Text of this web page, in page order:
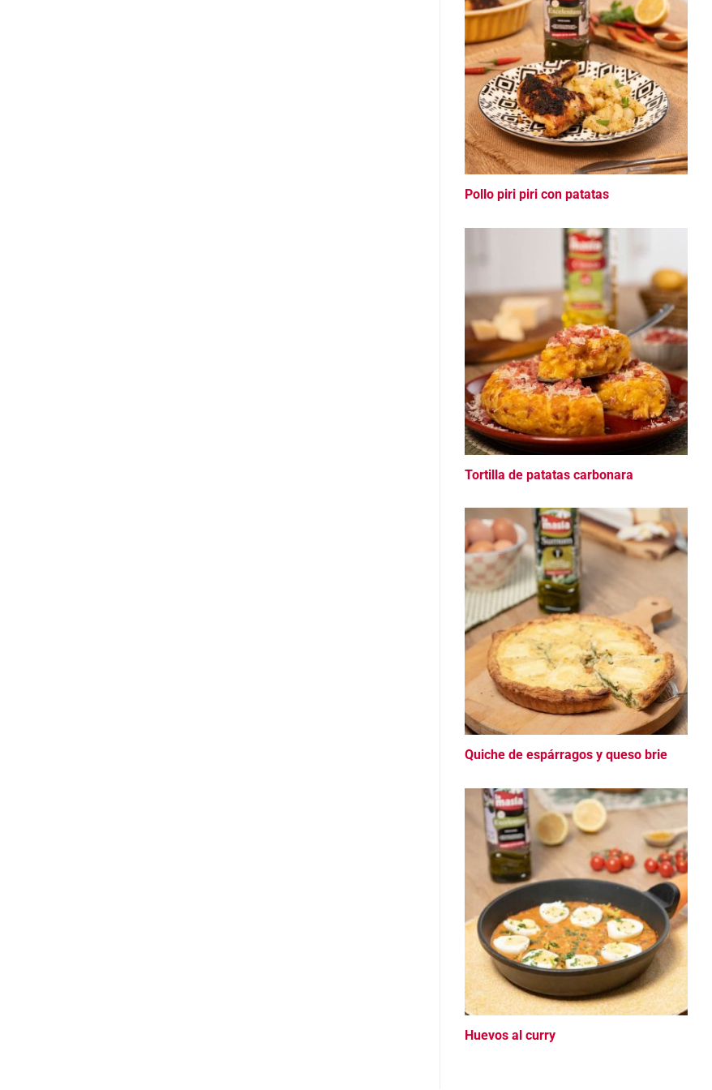
Pollo piri piri con patatas
Tortilla de patatas carbonara
Quiche de espárragos y queso brie
Huevos al curry